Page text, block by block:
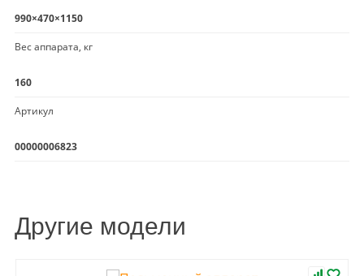
990×470×1150
Вес аппарата, кг
160
Артикул
00000006823
Другие модели